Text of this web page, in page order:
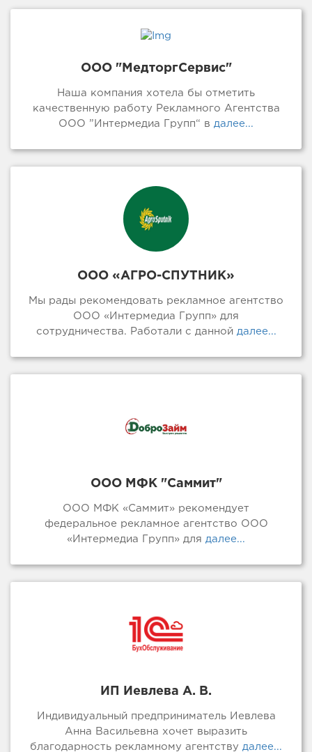
ООО "МедторгСервис"
Наша компания хотела бы отметить
качественную работу Рекламного Агентства
ООО ”Интермедиа Групп“ в далее...
ООО «АГРО-СПУТНИК»
Мы рады рекомендовать рекламное агентство
ООО «Интермедиа Групп» для
сотрудничества. Работали с даннойдалее...
ООО МФК "Саммит"
ООО МФК «Саммит» рекомендует
федеральное рекламное агентство ООО
«Интермедиа Групп» для далее...
ИП Иевлева А. В.
Индивидуальный предприниматель Иевлева
Анна Васильевна хочет выразить
благодарность рекламному агентству далее...